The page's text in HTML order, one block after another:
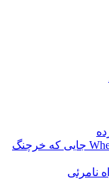
دانلود فیلم Where the Crawdads Sing 2022 جایی که خرچنگ